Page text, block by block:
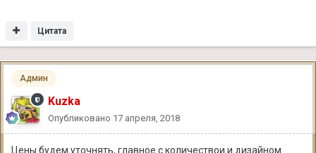
Цитата
Админ
Kuzka
Опубликовано 17 апреля, 2018
Цены будем уточнять, главное с количествои и дизайном